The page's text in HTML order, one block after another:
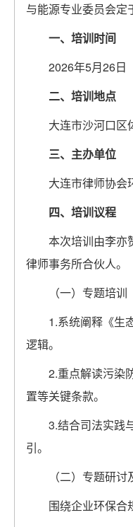
与能源专业委员会
一、培训时间
2026年5月26日
二、培训地点
大连市沙河口区
三、主办单位
大连市律师协会
四、培训议程
本次培训由李亦
律师事务所合伙人。
（一）专题培训
1.系统阐释《生
逻辑。
2.重点解读污染
置等关键条款。
3.结合司法实践
引。
（二）专题研
围绕企业环保合